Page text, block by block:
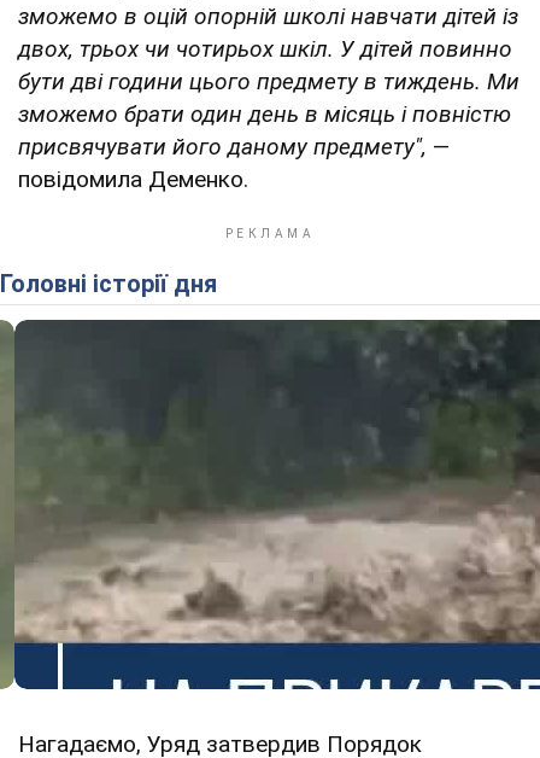
зможемо в оцій опорній школі навчати дітей із
двох, трьох чи чотирьох шкіл. У дітей повинно
бути дві години цього предмету в тиждень. Ми
зможемо брати один день в місяць і повністю
присвячувати його даному предмету", —
повідомила Деменко.
Головні історії дня
Нагадаємо, Уряд затвердив Порядок